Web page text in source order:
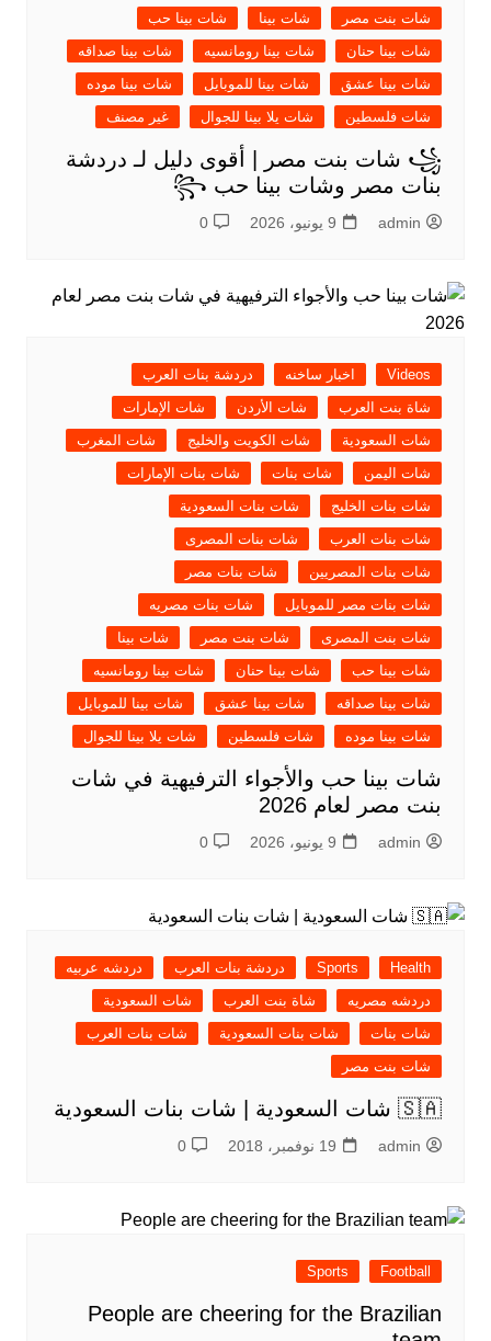
شات بنت مصر
شات بينا
شات بينا حب
شات بينا حنان
شات بينا رومانسيه
شات بينا صداقه
شات بينا عشق
شات بينا للموبايل
شات بينا موده
شات فلسطين
شات يلا بينا للجوال غير مصنف
꧁ شات بنت مصر | أقوى دليل لـ دردشة
بنات مصر وشات بينا حب ꧂
admin 9 يونيو، 2026 0
Videos اخبار ساخنه
دردشة بنات العرب
شاة بنت العرب
شات الأردن
شات الإمارات
شات السعودية
شات الكويت والخليج
شات المغرب
شات اليمن
شات بنات
شات بنات الإمارات
شات بنات الخليج
شات بنات السعودية
شات بنات العرب
شات بنات المصرى
شات بنات المصريين
شات بنات مصر
شات بنات مصر للموبايل
شات بنات مصريه
شات بنت المصرى
شات بنت مصر
شات بينا
شات بينا حب
شات بينا حنان
شات بينا رومانسيه
شات بينا صداقه
شات بينا عشق
شات بينا للموبايل
شات بينا موده
شات فلسطين شات يلا بينا للجوال
شات بينا حب والأجواء الترفيهية في شات
بنت مصر لعام 2026
admin 9 يونيو، 2026 0
Health
Sports دردشة بنات العرب
دردشه عربيه
دردشه مصريه
شاة بنت العرب
شات السعودية
شات بنات
شات بنات السعودية
شات بنات العرب
شات بنت مصر
🇸🇦 شات السعودية | شات بنات السعودية
admin 19 نوفمبر، 2018 0
Football
Sports
People are cheering for the Brazilian